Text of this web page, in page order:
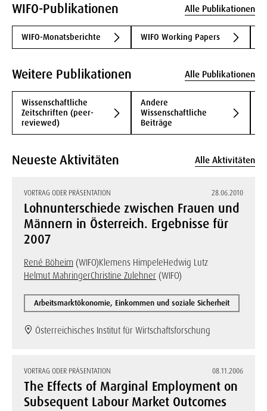
WIFO-Publikationen Alle Publikationen
WIFO-Monatsberichte WIFO Working Papers
Weitere Publikationen Alle Publikationen
Wissenschaftliche
Zeitschriften (peer-
reviewed)
Andere
Wissenschaftliche
Beiträge
Neueste Aktivitäten Alle Aktivitäten
VORTRAG ODER PRÄSENTATION 28.06.2010
Lohnunterschiede zwischen Frauen und
Männern in Österreich. Ergebnisse für
2007
René Böheim (WIFO)Klemens HimpeleHedwig Lutz
Helmut MahringerChristine Zulehner (WIFO)
Arbeitsmarktökonomie, Einkommen und soziale Sicherheit
Österreichisches Institut für Wirtschaftsforschung
VORTRAG ODER PRÄSENTATION 08.11.2006
The Effects of Marginal Employment on
Subsequent Labour Market Outcomes